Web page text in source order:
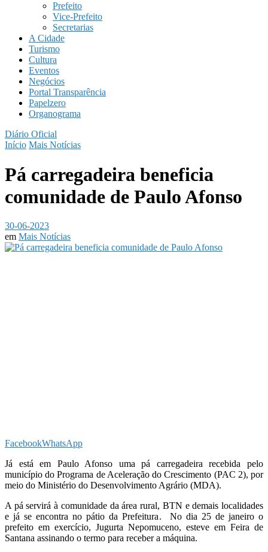
Prefeito
Vice-Prefeito
Secretarias
A Cidade
Turismo
Cultura
Eventos
Negócios
Portal Transparência
Papelzero
Organograma
Diário Oficial
Início Mais Notícias
Pá carregadeira beneficia
comunidade de Paulo Afonso
30-06-2023
em Mais Notícias
FacebookWhatsApp
Já está em Paulo Afonso uma pá carregadeira recebida pelo
município do Programa de Aceleração do Crescimento (PAC 2), por
meio do Ministério do Desenvolvimento Agrário (MDA).
A pá servirá à comunidade da área rural, BTN e demais localidades
e já se encontra no pátio da Prefeitura. No dia 25 de janeiro o
prefeito em exercício, Jugurta Nepomuceno, esteve em Feira de
Santana assinando o termo para receber a máquina.